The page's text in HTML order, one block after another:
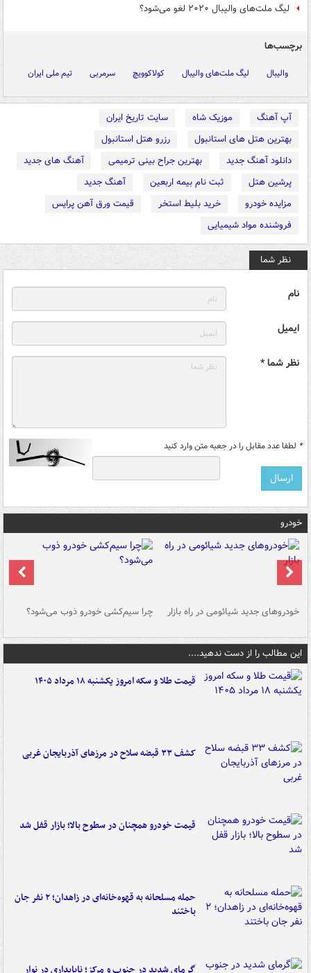
لیگ ملت‌های والیبال ۲۰۲۰ لغو می‌شود؟
برچسب‌ها
والیبال لیگ ملت‌های والیبال کولاکوویچ سرمربی تیم ملی ایران
آپ آهنگ موزیک شاه
سایت تاریخ ایران
بهترین هتل های استانبول
رزرو هتل استانبول
دانلود آهنگ جدید
بهترین جراح بینی ترمیمی
آهنگ های جدید
پرشین هتل
ثبت نام بیمه اربعین
آهنگ جدید
مزایده خودرو
خرید بلیط استخر
قیمت ورق آهن پرایس
فروشنده مواد شیمیایی
نظر شما
نام
ایمیل
نظر شما *
* لطفا عدد مقابل را در جعبه متن وارد کنید
خودرو
خودروهای جدید شیائومی در راه بازار چرا سیم‌کشی خودرو ذوب می‌شود؟
این مطالب را از دست ندهید....
قیمت طلا و سکه امروز یکشنبه ۱۸ مرداد ۱۴۰۵
کشف ۳۳ قبضه سلاح در مرزهای آذربایجان غربی
قیمت خودرو همچنان در سطوح بالا؛ بازار قفل شد
حمله مسلحانه به قهوه‌خانه‌ای در زاهدان؛ ۲ نفر جان
باختند
گرمای شدید در جنوب و مرکز؛ ناپایداری در نوار